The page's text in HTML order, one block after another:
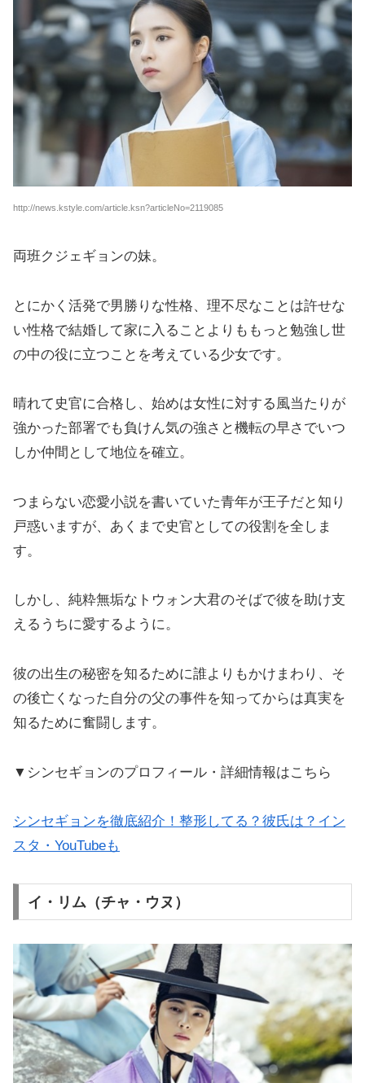
http://news.kstyle.com/article.ksn?articleNo=2119085
両班クジェギョンの妹。
とにかく活発で男勝りな性格、理不尽なことは許せな
い性格で結婚して家に入ることよりももっと勉強し世
の中の役に立つことを考えている少女です。
晴れて史官に合格し、始めは女性に対する風当たりが
強かった部署でも負けん気の強さと機転の早さでいつ
しか仲間として地位を確立。
つまらない恋愛小説を書いていた青年が王子だと知り
戸惑いますが、あくまで史官としての役割を全しま
す。
しかし、純粋無垢なトウォン大君のそばで彼を助け支
えるうちに愛するように。
彼の出生の秘密を知るために誰よりもかけまわり、そ
の後亡くなった自分の父の事件を知ってからは真実を
知るために奮闘します。
▼シンセギョンのプロフィール・詳細情報はこちら
シンセギョンを徹底紹介！整形してる？彼氏は？イン
スタ・YouTubeも
イ・リム（チャ・ウヌ）